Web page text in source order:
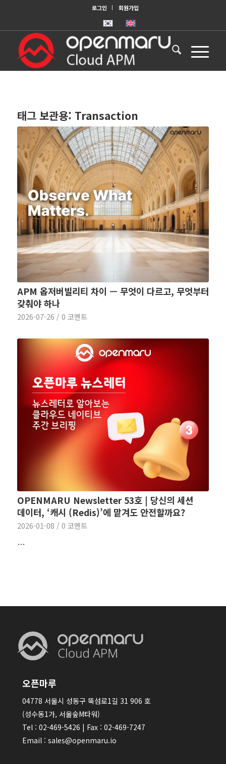
로그인 회원가입
태그 보관용: Transaction
APM 옵저버빌리티 차이 — 무엇이 다르고, 무엇부터
갖춰야 하나
2026-07-26 / 0 코멘트
OPENMARU Newsletter 53호 | 당신의 세션
데이터, ‘캐시 (Redis)’에 맡겨도 안전할까요?
2026-01-08 / 0 코멘트
…
오픈마루
04778 서울시 성동구 뚝섬로1길 31 906 호
(성수동1가, 서울숲M타워)
Tel : 02-469-5426 | Fax : 02-469-7247
Email : sales@openmaru.io